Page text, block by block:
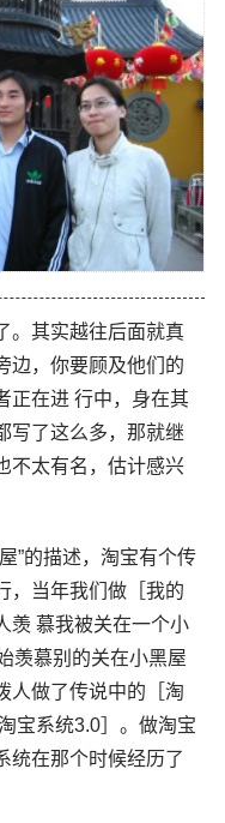
。其实越往后面就真
边，你要顾及他们的
正在进 行中，身在其
写了这么多，那就继
不太有名，估计感兴
”的描述，淘宝有个传
，当年我们做［我的
羡 慕我被关在一个小
羡慕别的关在小黑屋
人做了传说中的［淘
宝系统3.0］。做淘宝
统在那个时候经历了